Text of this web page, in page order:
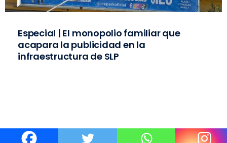
Especial | El monopolio familiar que
acapara la publicidad en la
infraestructura de SLP